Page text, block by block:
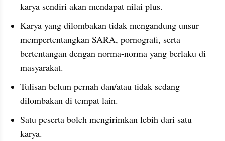
karya sendiri akan mendapat nilai plus.
Karya yang dilombakan tidak mengandung unsur
mempertentangkan SARA, pornografi, serta
bertentangan dengan norma-norma yang berlaku di
masyarakat.
Tulisan belum pernah dan/atau tidak sedang
dilombakan di tempat lain.
Satu peserta boleh mengirimkan lebih dari satu
karya.